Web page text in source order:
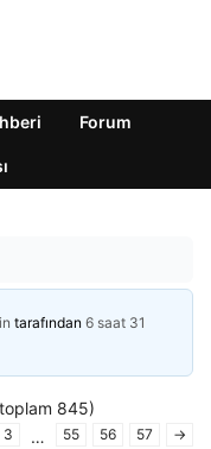
Forum
tarafından 6 saat 31
845)
3 … 55 56 57 →